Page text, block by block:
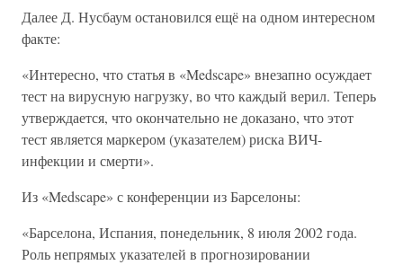
Далее Д. Нусбаум остановился ещё на одном интересном
факте:
«Интересно, что статья в «Medscape» внезапно осуждает
тест на вирусную нагрузку, во что каждый верил. Теперь
утверждается, что окончательно не доказано, что этот
тест является маркером (указателем) риска ВИЧ-
инфекции и смерти».
Из «Medscape» с конференции из Барселоны:
«Барселона, Испания, понедельник, 8 июля 2002 года.
Роль непрямых указателей в прогнозировании